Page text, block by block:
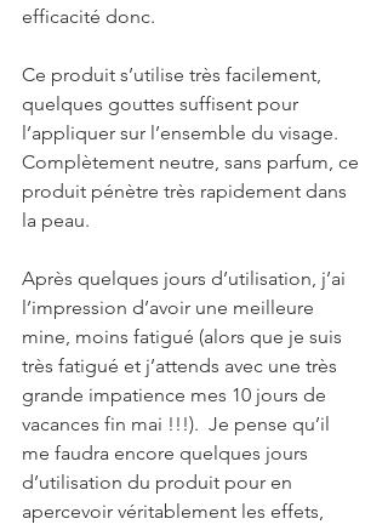
efficacité donc.
Ce produit s’utilise très facilement,
quelques gouttes suffisent pour
l’appliquer sur l’ensemble du visage.
Complètement neutre, sans parfum, ce
produit pénètre très rapidement dans
la peau.
Après quelques jours d’utilisation, j’ai
l’impression d’avoir une meilleure
mine, moins fatigué (alors que je suis
très fatigué et j’attends avec une très
grande impatience mes 10 jours de
vacances fin mai !!!).  Je pense qu’il
me faudra encore quelques jours
d’utilisation du produit pour en
apercevoir véritablement les effets,